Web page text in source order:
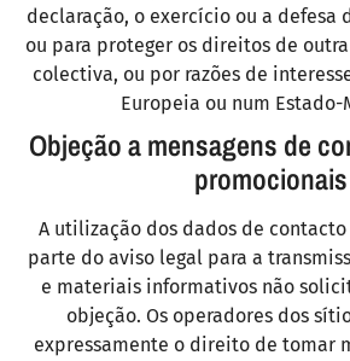
declaração, o exercício ou a defesa
ou para proteger os direitos de
colectiva, ou por razões de
Europeia ou num Estado-
Objeção a mensagens de
promocionais
A utilização dos dados de
parte do aviso legal para a
e materiais informativos não
objeção. Os operadores dos
expressamente o direito de tomar